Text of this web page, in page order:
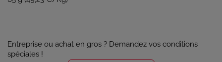
Entreprise ou achat en gros ? Demandez vos conditions
spéciales !